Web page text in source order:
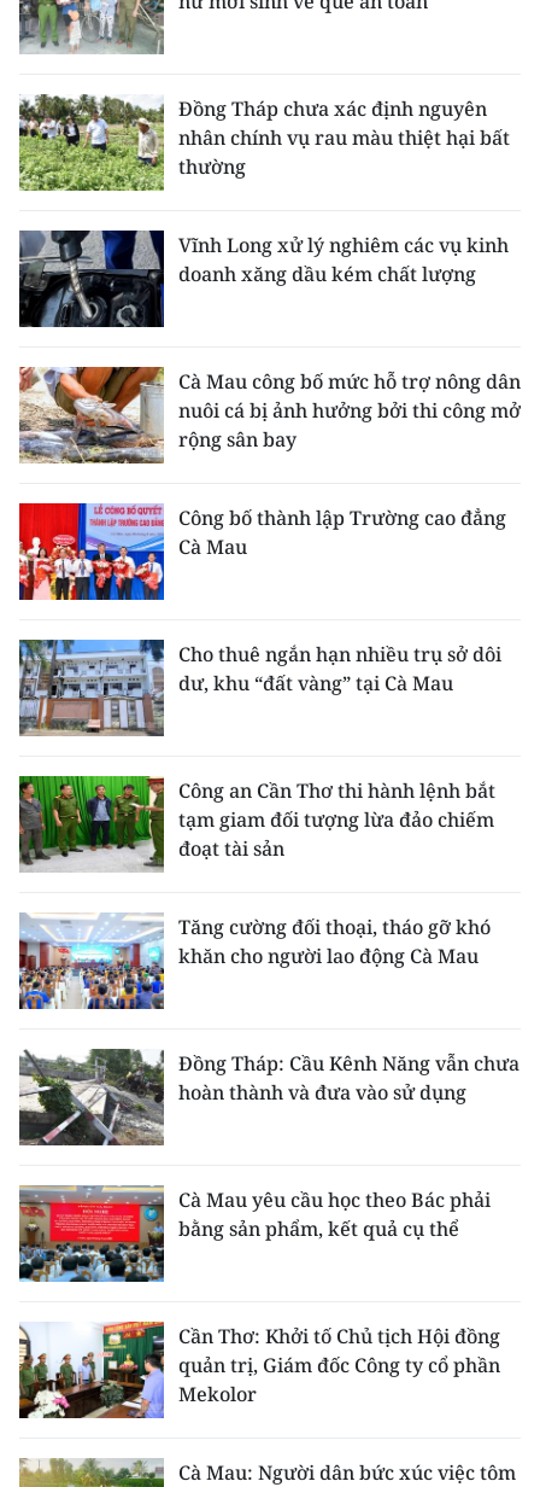
Đồng Tháp chưa xác định nguyên
nhân chính vụ rau màu thiệt hại bất
thường
Vĩnh Long xử lý nghiêm các vụ kinh
doanh xăng dầu kém chất lượng
Cà Mau công bố mức hỗ trợ nông dân
nuôi cá bị ảnh hưởng bởi thi công mở
rộng sân bay
Công bố thành lập Trường cao đẳng
Cà Mau
Cho thuê ngắn hạn nhiều trụ sở dôi
dư, khu “đất vàng” tại Cà Mau
Công an Cần Thơ thi hành lệnh bắt
tạm giam đối tượng lừa đảo chiếm
đoạt tài sản
Tăng cường đối thoại, tháo gỡ khó
khăn cho người lao động Cà Mau
Đồng Tháp: Cầu Kênh Năng vẫn chưa
hoàn thành và đưa vào sử dụng
Cà Mau yêu cầu học theo Bác phải
bằng sản phẩm, kết quả cụ thể
Cần Thơ: Khởi tố Chủ tịch Hội đồng
quản trị, Giám đốc Công ty cổ phần
Mekolor
Cà Mau: Người dân bức xúc việc tôm